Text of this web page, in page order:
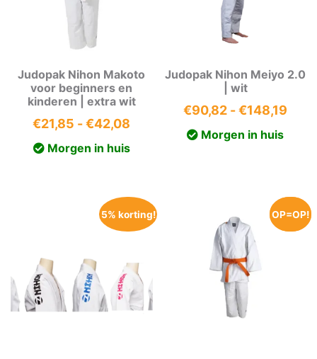
Judopak Nihon Makoto
voor beginners en
kinderen | extra wit
€21,85 - €42,08
Morgen in huis
Judopak Nihon Meiyo 2.0
| wit
€90,82 -€148,19
Morgen in huis
5% korting! OP=OP!
OP=OP!